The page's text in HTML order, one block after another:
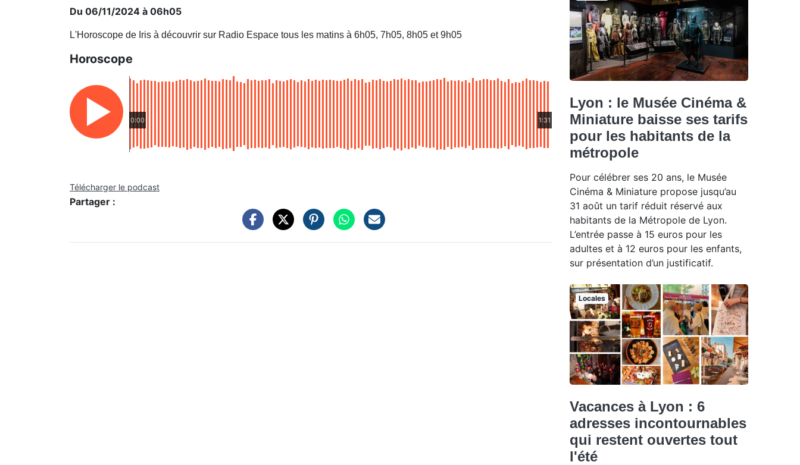
Du 06/11/2024 à 06h05
L'Horoscope de Iris à découvrir sur Radio Espace tous les matins à 6h05, 7h05, 8h05 et 9h05
Horoscope
0:00 1:31
Télécharger le podcast
Partager :
Lyon : le Musée Cinéma &
Miniature baisse ses tarifs
pour les habitants de la
métropole
Pour célébrer ses 20 ans, le Musée
Cinéma & Miniature propose jusqu’au
31 août un tarif réduit réservé aux
habitants de la Métropole de Lyon.
L’entrée passe à 15 euros pour les
adultes et à 12 euros pour les enfants,
sur présentation d’un justificatif.
Locales
Vacances à Lyon : 6
adresses incontournables
qui restent ouvertes tout
l'été